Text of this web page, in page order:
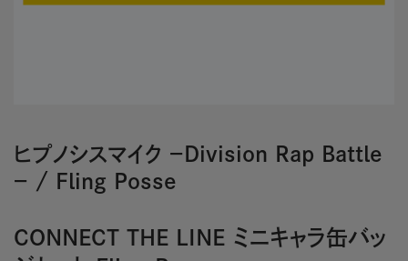
ヒプノシスマイク －Division Rap Battle
－ / Fling Posse
CONNECT THE LINE ミニキャラ缶バッ